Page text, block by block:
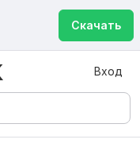
Скачать
Вход